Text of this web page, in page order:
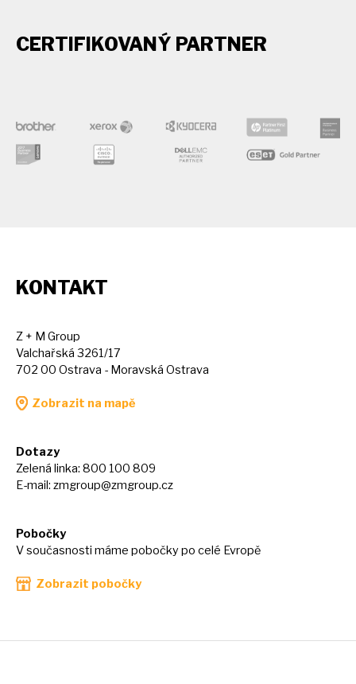
CERTIFIKOVANÝ PARTNER
KONTAKT
Z + M Group
Valchařská 3261/17
702 00 Ostrava - Moravská Ostrava
Zobrazit na mapě
Dotazy
Zelená linka: 800 100 809
E-mail: zmgroup@zmgroup.cz
Pobočky
V současnosti máme pobočky po celé Evropě
Zobrazit pobočky